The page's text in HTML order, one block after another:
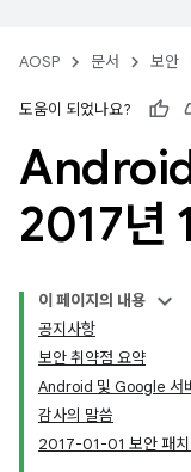
AOSP 문서 보안
도움이 되었나요?
2017년
이 페이지의 내용
공지사항
보안 취약점 요약
Android 및 Google 서
감사의 말씀
2017-01-01 보안 패